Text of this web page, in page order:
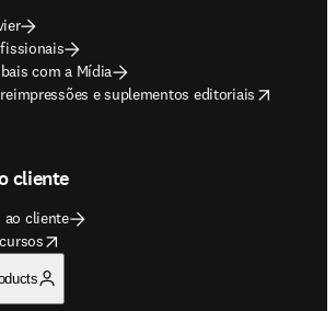
com a Mídia
e suplementos editoriais
tab/window
cliente
cliente
window